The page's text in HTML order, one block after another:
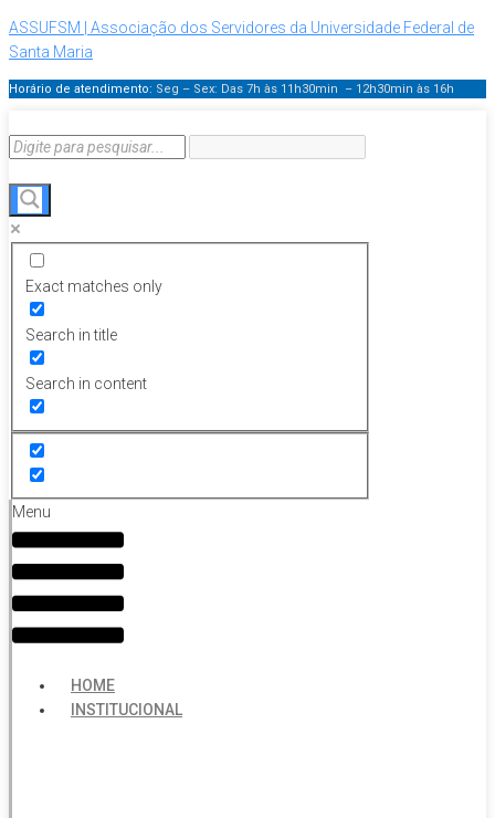
ASSUFSM | Associação dos Servidores da Universidade Federal de
Santa Maria
Horário de atendimento: Seg – Sex: Das 7h às 11h30min – 12h30min às 16h
Exact matches only
Search in title
Search in content
Menu
HOME
INSTITUCIONAL